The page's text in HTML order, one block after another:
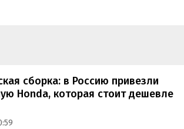
сборка: в Россию привезли
Honda, которая стоит дешевле